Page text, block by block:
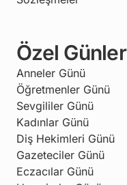
Özel Günler
Anneler Günü
Öğretmenler Günü
Sevgililer Günü
Kadınlar Günü
Diş Hekimleri Günü
Gazeteciler Günü
Eczacılar Günü